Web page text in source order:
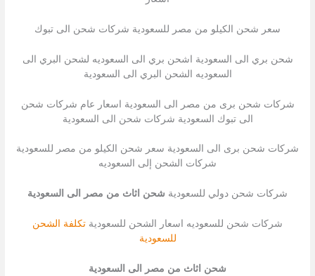
سعر شحن الكيلو من مصر للسعودية شركات شحن الى تبوك
شحن بري الى السعودية اشحن بري الى السعوديه لشحن البري الى
السعوديه الشحن البري الى السعودية
شركات شحن برى من مصر الى السعودية اسعار عام شركات شحن
الى تبوك السعودية شركات شحن الى السعودية
شركات شحن برى الى السعودية سعر شحن الكيلو من مصر للسعودية
شركات الشحن إلى السعوديه
شركات شحن دولي للسعودية شحن اثاث من مصر الى السعودية
شركات شحن للسعوديه اسعار الشحن للسعودية تكلفة الشحن
للسعودية
شحن اثاث من مصر الى السعودية